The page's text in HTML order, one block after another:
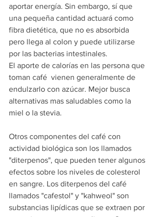
aportar energía. Sin embargo, sí que
una pequeña cantidad actuará como
fibra dietética, que no es absorbida
pero llega al colon y puede utilizarse
por las bacterias intestinales.
El aporte de calorías en las persona que
toman café  vienen generalmente de
endulzarlo con azúcar. Mejor busca
alternativas mas saludables como la
miel o la stevia.
Otros componentes del café con
actividad biológica son los llamados
"diterpenos", que pueden tener algunos
efectos sobre los niveles de colesterol
en sangre. Los diterpenos del café
llamados "cafestol" y "kahweol" son
substancias lipídicas que se extraen por